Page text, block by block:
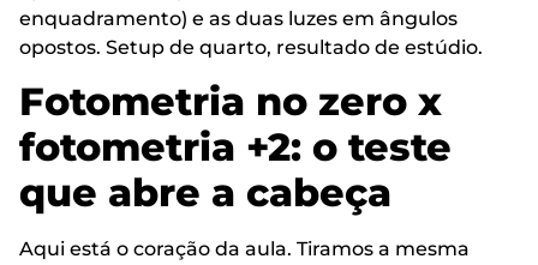
enquadramento) e as duas luzes em ângulos
opostos. Setup de quarto, resultado de estúdio.
Fotometria no zero x
fotometria +2: o teste
que abre a cabeça
Aqui está o coração da aula. Tiramos a mesma